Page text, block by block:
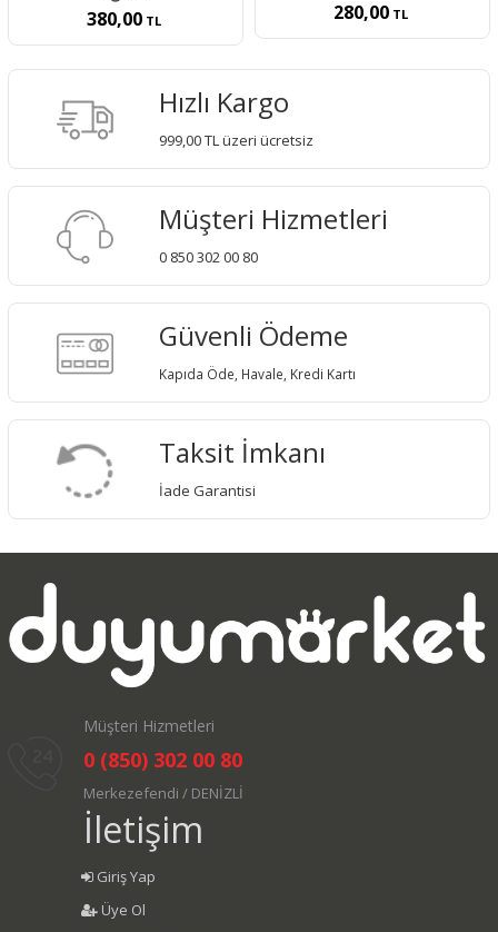
380,00 TL 280,00 TL
Hızlı Kargo
999,00 TL üzeri ücretsiz
Müşteri Hizmetleri
0 850 302 00 80
Güvenli Ödeme
Kapıda Öde, Havale, Kredi Kartı
Taksit İmkanı
İade Garantisi
Müşteri Hizmetleri
0 (850) 302 00 80
Merkezefendi / DENİZLİ
İletişim
Giriş Yap
Üye Ol